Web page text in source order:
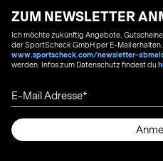
ZUM NEWSLETTER
Ich möchte zukünftig Angebote,
der SportScheck GmbH per E-Mail
www.sportscheck.com/newsletter-
werden. Infos zum Datenschutz findest du
E-Mail Adresse